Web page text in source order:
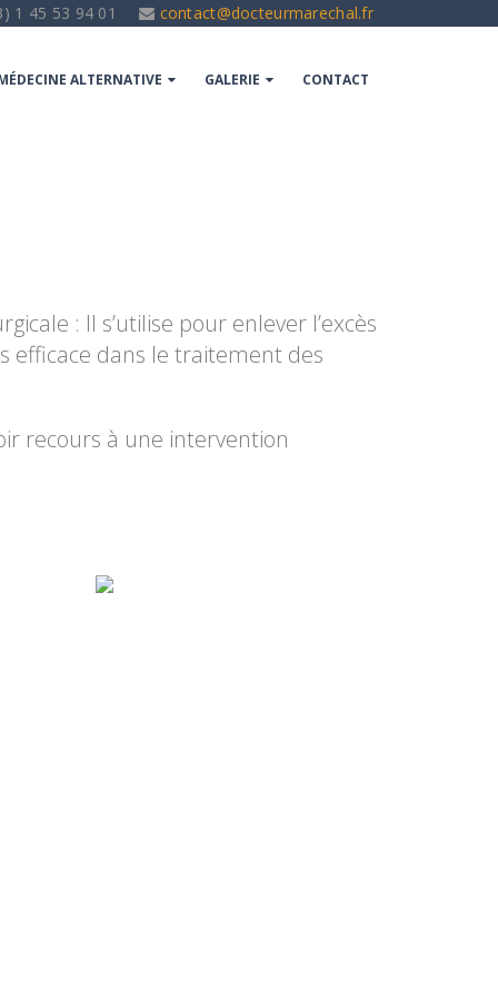
1 45 53 94 01 contact@docteurmarechal.fr
ALTERNATIVE GALERIE CONTACT
: Il s’utilise pour enlever l’excès
efficace dans le traitement des
recours à une intervention